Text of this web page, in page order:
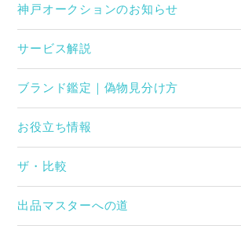
神戸オークションのお知らせ
サービス解説
ブランド鑑定｜偽物見分け方
お役立ち情報
ザ・比較
出品マスターへの道